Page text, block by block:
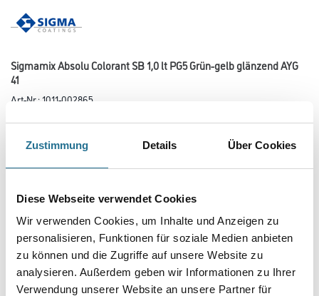
Zustimmung Details Über Cookies
Diese Webseite verwendet Cookies
Wir verwenden Cookies, um Inhalte und Anzeigen zu
personalisieren, Funktionen für soziale Medien anbieten
zu können und die Zugriffe auf unsere Website zu
analysieren. Außerdem geben wir Informationen zu Ihrer
Verwendung unserer Website an unsere Partner für
Sigmamix Absolu Colorant SB 1,0 lt PG5 Grün-gelb glänzend AYG
41
Art-Nr.:1011-002865
Gebinde